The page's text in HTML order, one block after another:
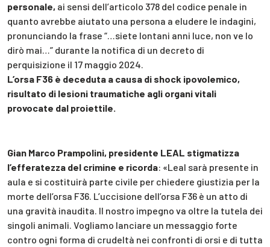
personale, ai sensi dell’articolo 378 del codice penale in
quanto avrebbe aiutato una persona a eludere le indagini,
pronunciando la frase “…siete lontani anni luce, non ve lo
dirò mai…” durante la notifica di un decreto di
perquisizione il 17 maggio 2024.
L’orsa F36 è deceduta a causa di shock ipovolemico,
risultato di lesioni traumatiche agli organi vitali
provocate dal proiettile.
Gian Marco Prampolini, presidente LEAL stigmatizza
l’efferatezza del crimine e ricorda: «Leal sarà presente in
aula e si costituirà parte civile per chiedere giustizia per la
morte dell’orsa F36. L’uccisione dell’orsa F36 è un atto di
una gravità inaudita. Il nostro impegno va oltre la tutela dei
singoli animali. Vogliamo lanciare un messaggio forte
contro ogni forma di crudeltà nei confronti di orsi e di tutta